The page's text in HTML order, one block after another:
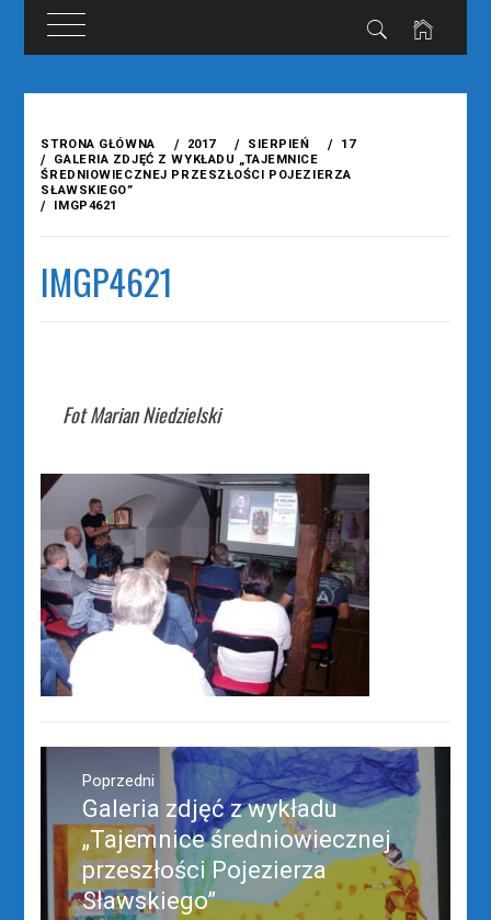
treści
STRONA GŁÓWNA 2017 SIERPIEŃ
17
GALERIA ZDJĘĆ Z WYKŁADU „TAJEMNICE
ŚREDNIOWIECZNEJ PRZESZŁOŚCI POJEZIERZA
SŁAWSKIEGO”
IMGP4621
IMGP4621
Fot Marian Niedzielski
Nawigacja
wpisuPoprzedni
Poprzedni
wpis:
Galeria zdjęć z wykładu
„Tajemnice średniowiecznej
przeszłości Pojezierza
Sławskiego”